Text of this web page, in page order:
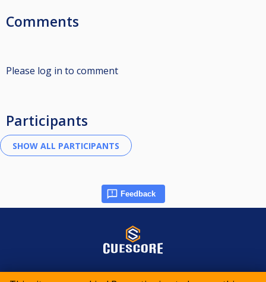
Comments
Please log in to comment
Participants
Feedback